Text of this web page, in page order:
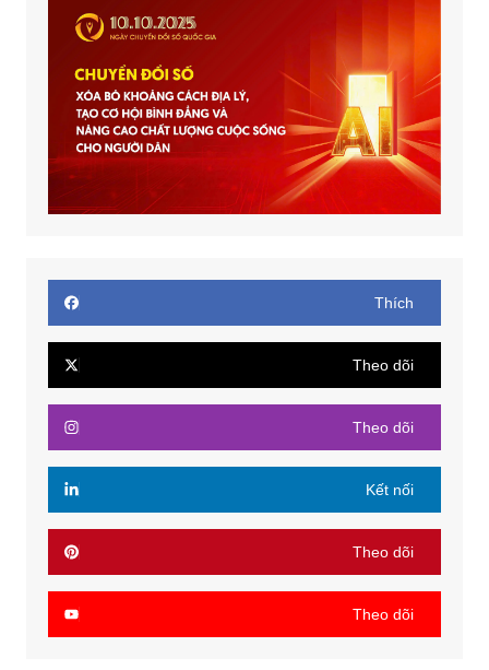
Thích
Theo dõi
Theo dõi
Kết nối
Theo dõi
Theo dõi